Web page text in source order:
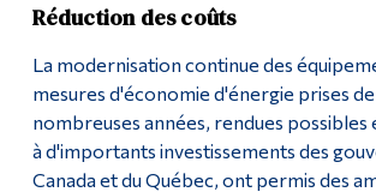
Réduction des coûts
La modernisation continue des
mesures d'économie d'énergie prises
nombreuses années, rendues possibles
à d'importants investissements des
Canada et du Québec, ont permis des